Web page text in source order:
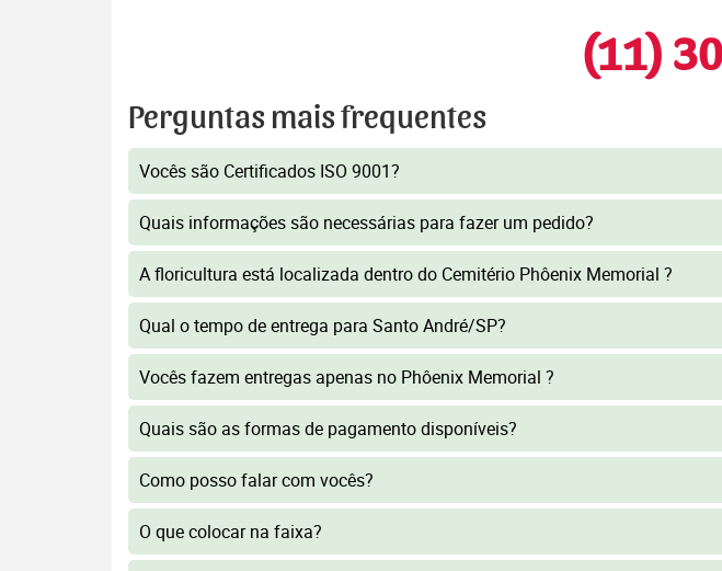
(11)
Perguntas mais frequentes
Vocês são Certificados ISO 9001?
Quais informações são necessárias para fazer um pedido?
A floricultura está localizada dentro do Cemitério Phôenix Memorial ?
Qual o tempo de entrega para Santo André/SP?
Vocês fazem entregas apenas no Phôenix Memorial ?
Quais são as formas de pagamento disponíveis?
Como posso falar com vocês?
O que colocar na faixa?